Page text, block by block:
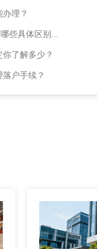
理？
些具体区别...
了解多少？
户手续？